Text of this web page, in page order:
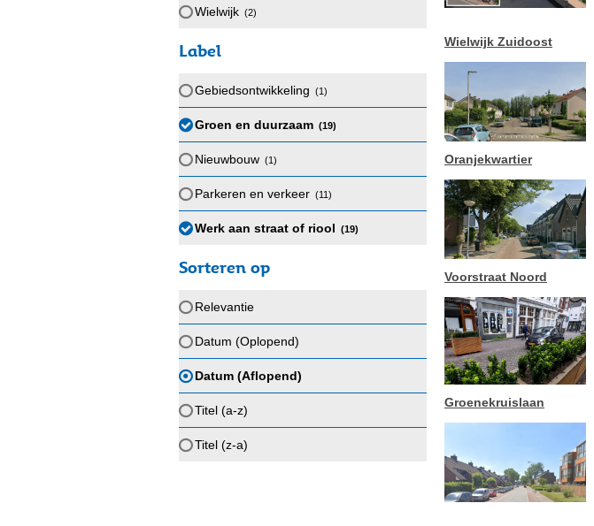
Wielwijk Zuidoost
Oranjekwartier
Voorstraat Noord
Groenekruislaan
Wielwijk (2)
Label
Gebiedsontwikkeling (1)
Groen en duurzaam (19)
Nieuwbouw (1)
Parkeren en verkeer (11)
Werk aan straat of riool (19)
Sorteren op
Relevantie
Datum (Oplopend)
Datum (Aflopend)
Titel (a-z)
Titel (z-a)